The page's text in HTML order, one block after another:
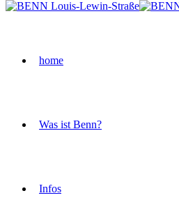
home
Was ist Benn?
Infos